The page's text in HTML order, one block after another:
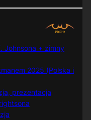
Johnsona + zimny
2025 (Polska i
prezentacja